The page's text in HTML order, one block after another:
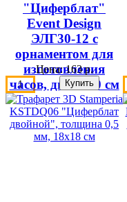
"Циферблат"
Event Design
ЭЛГ30-12 с
орнаментом для
изготовления
часов, диам. 30 см
Цена:163 р.